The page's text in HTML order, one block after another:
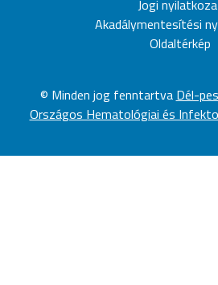
Jogi
Akadálymentesítési
Oldaltérkép
© Minden jog fenntartva Dél-
Országos Hematológiai és